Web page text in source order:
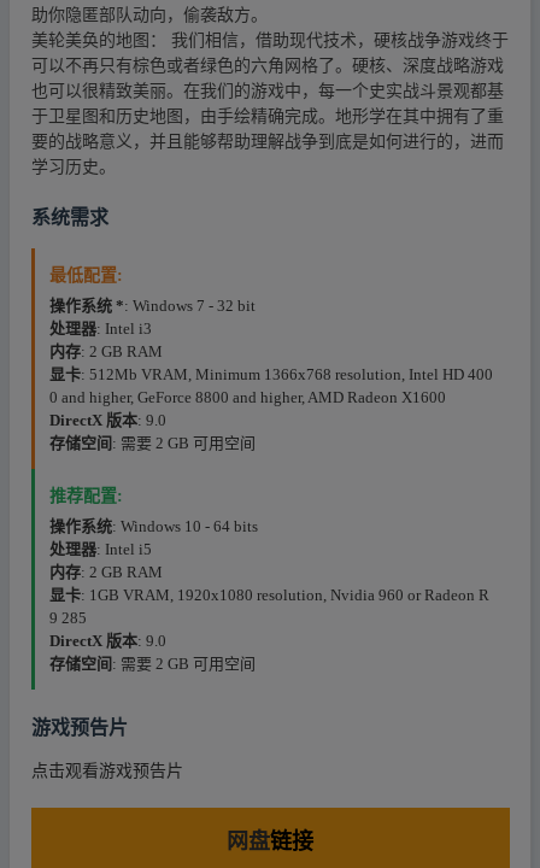
助你隐匿部队动向，偷袭敌方。
美轮美奂的地图： 我们相信，借助现代技术，硬核战争游戏终于
可以不再只有棕色或者绿色的六角网格了。硬核、深度战略游戏
也可以很精致美丽。在我们的游戏中，每一个史实战斗景观都基
于卫星图和历史地图，由手绘精确完成。地形学在其中拥有了重
要的战略意义，并且能够帮助理解战争到底是如何进行的，进而
学习历史。
系统需求
最低配置:
操作系统 *: Windows 7 - 32 bit
处理器: Intel i3
内存: 2 GB RAM
显卡: 512Mb VRAM, Minimum 1366x768 resolution, Intel HD 400
0 and higher, GeForce 8800 and higher, AMD Radeon X1600
DirectX 版本: 9.0
存储空间 : 需要 2 GB 可用空间
推荐配置:
操作系统: Windows 10 - 64 bits
处理器: Intel i5
内存: 2 GB RAM
显卡: 1GB VRAM, 1920x1080 resolution, Nvidia 960 or Radeon R
9 285
DirectX 版本: 9.0
存储空间 : 需要 2 GB 可用空间
游戏预告片
点击观看游戏预告片
网盘链接